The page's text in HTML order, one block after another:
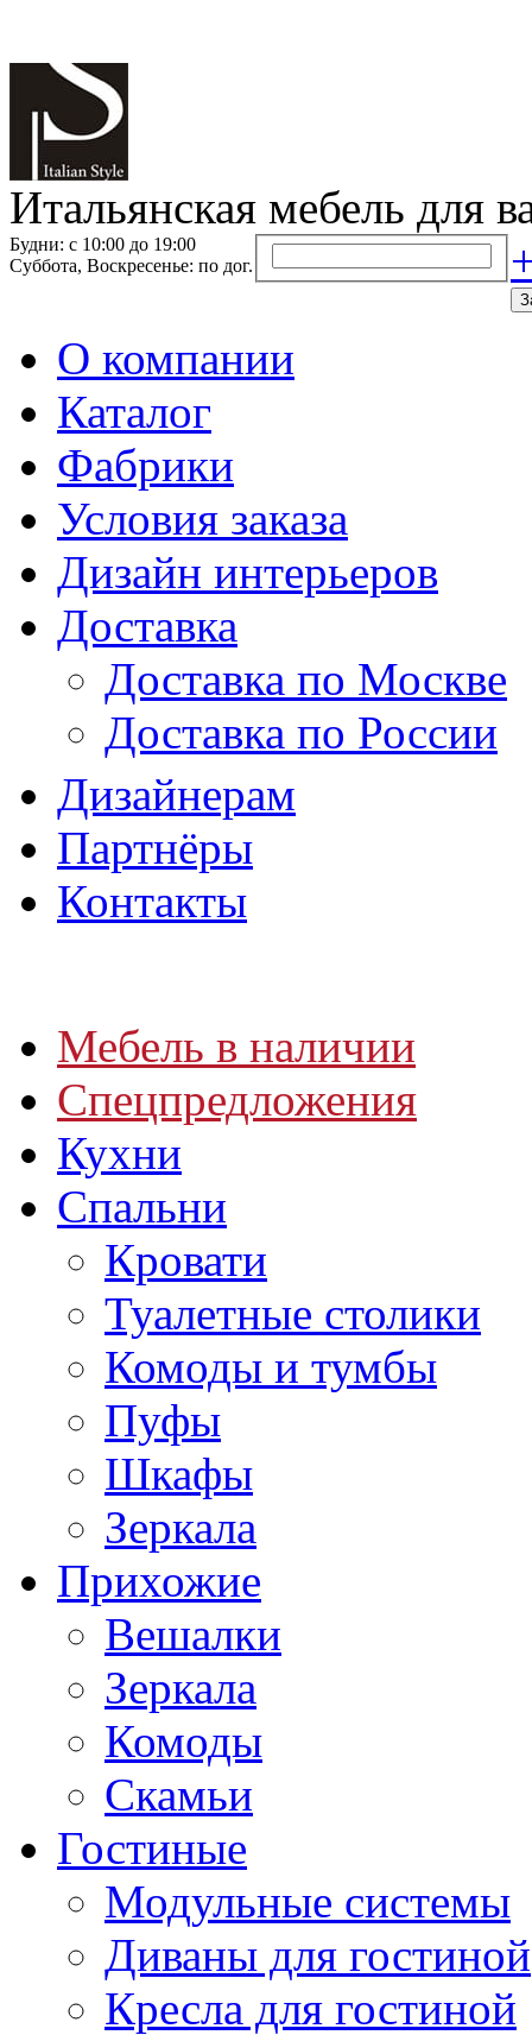
Итальянская мебель для
Будни: с 10:00 до 19:00
Суббота, Воскресенье: по дог.
О компании
Каталог
Фабрики
Условия заказа
Дизайн интерьеров
Доставка
Доставка по Москве
Доставка по России
Дизайнерам
Партнёры
Контакты
Мебель в наличии
Спецпредложения
Кухни
Спальни
Кровати
Туалетные столики
Комоды и тумбы
Пуфы
Шкафы
Зеркала
Прихожие
Вешалки
Зеркала
Комоды
Скамьи
Гостиные
Модульные системы
Диваны для гостиной
Кресла для гостиной